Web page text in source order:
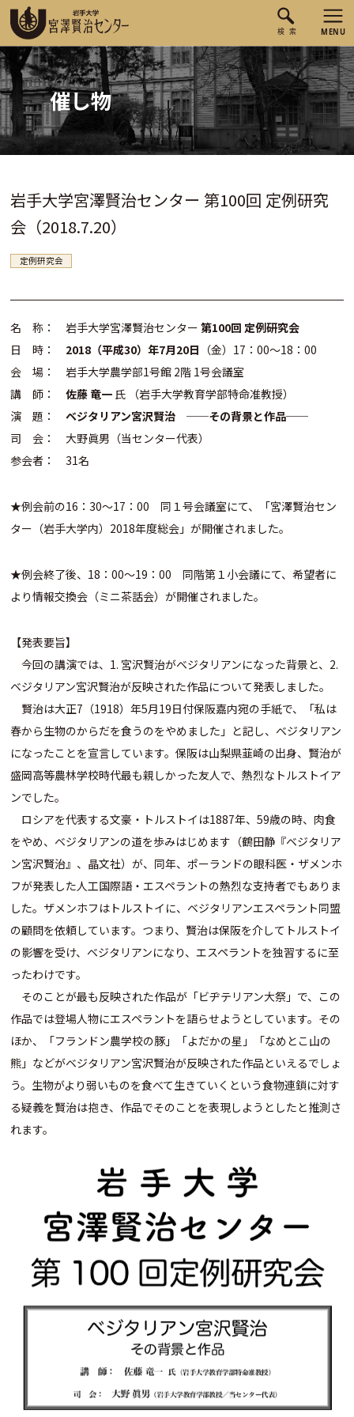
催し物
岩手大学宮澤賢治センター 第100回 定例研究
会（2018.7.20）
定例研究会
名 称： 岩手大学宮澤賢治センター第100回 定例研究会
日 時： 2018（平成30）年7月20日 （金）17：00～18：00
会 場： 岩手大学農学部1号館 2階 1号会議室
講 師：佐藤 竜一 氏 （岩手大学教育学部特命准教授）
演 題：ベジタリアン宮沢賢治 ──その背景と作品──
司 会： 大野眞男（当センター代表）
参会者： 31名
★例会前の16：30～17：00 同１号会議室にて、「宮澤賢治セン
ター（岩手大学内）2018年度総会」が開催されました。
★例会終了後、18：00～19：00 同階第１小会議にて、希望者に
より情報交換会（ミニ茶話会）が開催されました。
【発表要旨】
今回の講演では、1. 宮沢賢治がベジタリアンになった背景と、2.
ベジタリアン宮沢賢治が反映された作品について発表しました。
賢治は大正7（1918）年5月19日付保阪嘉内宛の手紙で、「私は
春から生物のからだを食うのをやめました」と記し、ベジタリアン
になったことを宣言しています。保阪は山梨県韮崎の出身、賢治が
盛岡高等農林学校時代最も親しかった友人で、熱烈なトルストイア
ンでした。
ロシアを代表する文豪・トルストイは1887年、59歳の時、肉食
をやめ、ベジタリアンの道を歩みはじめます（鶴田静『ベジタリア
ン宮沢賢治』、晶文社）が、同年、ポーランドの眼科医・ザメンホ
フが発表した人工国際語・エスペラントの熱烈な支持者でもありま
した。ザメンホフはトルストイに、ベジタリアンエスペラント同盟
の顧問を依頼しています。つまり、賢治は保阪を介してトルストイ
の影響を受け、ベジタリアンになり、エスペラントを独習するに至
ったわけです。
そのことが最も反映された作品が「ビヂテリアン大祭」で、この
作品では登場人物にエスペラントを語らせようとしています。その
ほか、「フランドン農学校の豚」「よだかの星」「なめとこ山の
熊」などがベジタリアン宮沢賢治が反映された作品といえるでしょ
う。生物がより弱いものを食べて生きていくという食物連鎖に対す
る疑義を賢治は抱き、作品でそのことを表現しようとしたと推測さ
れます。